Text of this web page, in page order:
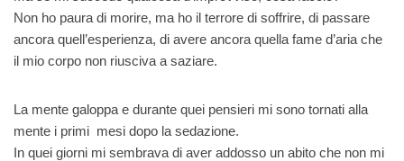
Non ho paura di morire, ma ho il terrore di soffrire, di passare
ancora quell’esperienza, di avere ancora quella fame d’aria che
il mio corpo non riusciva a saziare.
La mente galoppa e durante quei pensieri mi sono tornati alla
mente i primi mesi dopo la sedazione.
In quei giorni mi sembrava di aver addosso un abito che non mi